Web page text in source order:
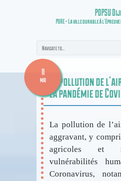
POPSU
PURE – La ville durable à
11
MAI
La pollution de
la pandémie de
La pollution de
aggravant, y
agricoles et
vulnérabilités
Coronavirus,